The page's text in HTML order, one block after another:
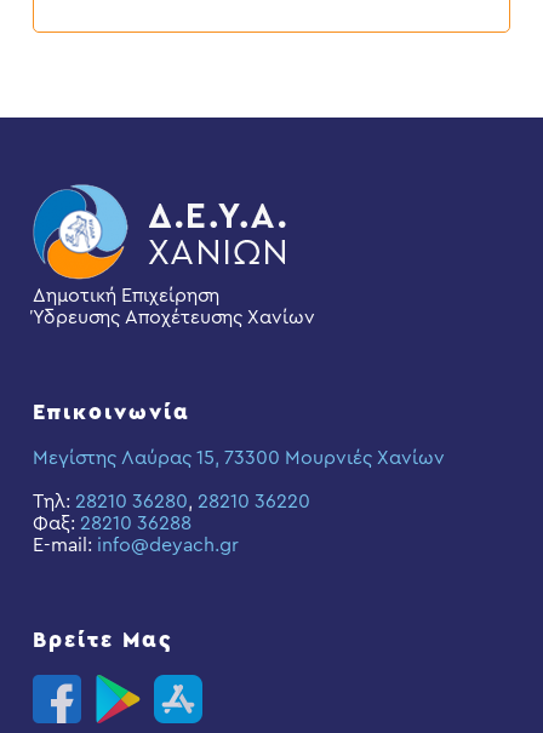
2026
Δημοτική Επιχείρηση
Ύδρευσης Αποχέτευσης Χανίων
Επικοινωνία
Μεγίστης Λαύρας 15, 73300 Μουρνιές Χανίων
Τηλ: 28210 36280, 28210 36220
Φαξ: 28210 36288
E-mail: info@deyach.gr
Βρείτε Μας